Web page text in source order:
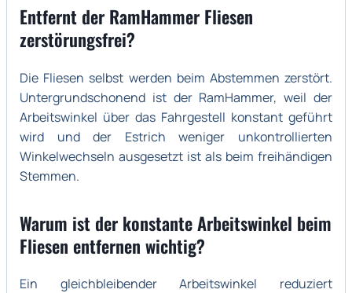
Entfernt der RamHammer Fliesen
zerstörungsfrei?
Die Fliesen selbst werden beim Abstemmen zerstört.
Untergrundschonend ist der RamHammer, weil der
Arbeitswinkel über das Fahrgestell konstant geführt
wird und der Estrich weniger unkontrollierten
Winkelwechseln ausgesetzt ist als beim freihändigen
Stemmen.
Warum ist der konstante Arbeitswinkel beim
Fliesen entfernen wichtig?
Ein gleichbleibender Arbeitswinkel reduziert